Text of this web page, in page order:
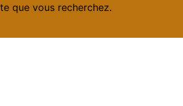
que vous recherchez.